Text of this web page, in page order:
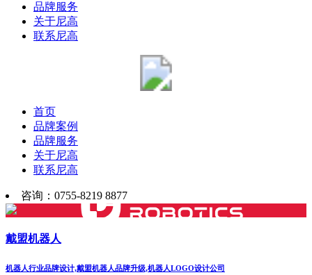
品牌服务
关于尼高
联系尼高
首页
品牌案例
品牌服务
关于尼高
联系尼高
咨询：0755-8219 8877
戴盟机器人
机器人行业品牌设计,戴盟机器人品牌升级,机器人LOGO设计公司